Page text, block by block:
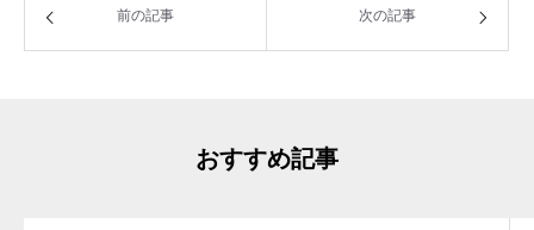
前の記事 次の記事
おすすめ記事